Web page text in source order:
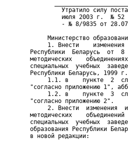
Утратило силу
июля 2003 г.  № 52
- № 8/9835 от
Министерство
1. Внести    изменения
Республики  Беларусь  от
методических
специальных  учебных
Республики Беларусь,
1.1. в    пункте  2
"согласно приложению 1",
1.2. в    пункте  3
"согласно приложению 2".
2. Внести  изменения
методических
специальных  учебных
образования Республики
в новой редакции: